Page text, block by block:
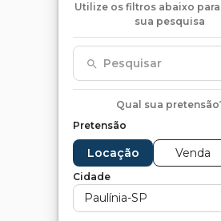
Utilize os filtros abaixo para
sua pesquisa
Pesquisar
Qual sua
Pretensão
Locação Venda
Cidade
Paulínia-SP